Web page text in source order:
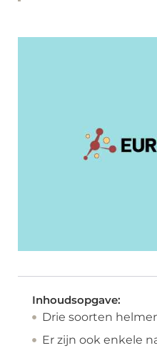
Inhoudsopgave:
Drie soorten
Er zijn ook enkele